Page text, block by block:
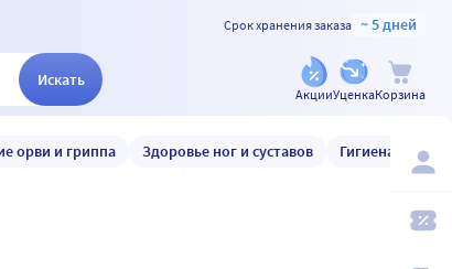
Срок хранения заказа ~ 5 дней
Искать
АкцииУценкаКорзина
орви и гриппа Здоровье ног и суставов Гигиена и уход